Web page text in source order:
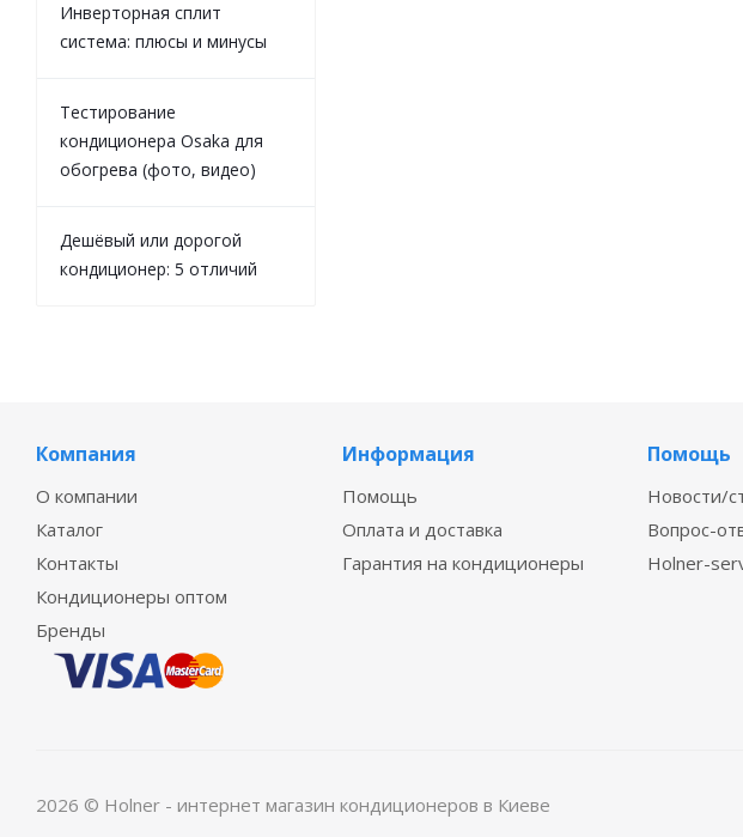
Инверторная сплит
система: плюсы и минусы
Тестирование
кондиционера Osaka для
обогрева (фото, видео)
Дешёвый или дорогой
кондиционер: 5 отличий
Компания
О компании
Каталог
Контакты
Кондиционеры оптом
Бренды
Информация
Помощь
Оплата и доставка
Гарантия на кондиционеры
Помощь
Новости/
Вопрос-
Holner-
2026 © Holner - интернет магазин кондиционеров в Киеве